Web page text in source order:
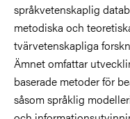
språkvetenskaplig
metodiska och
tvärvetenskapliga
Ämnet omfattar
baserade metoder för
såsom språklig